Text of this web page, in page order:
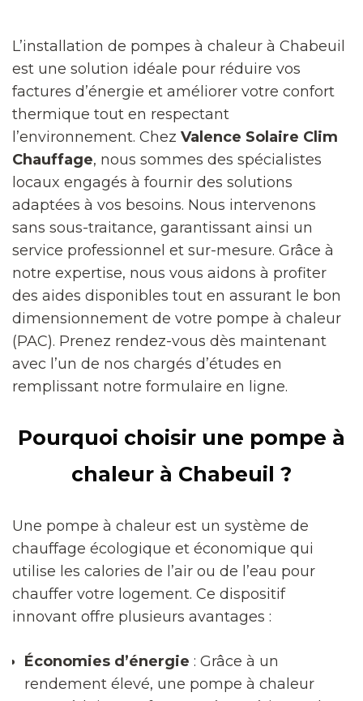
L’installation de pompes à chaleur à Chabeuil
est une solution idéale pour réduire vos
factures d’énergie et améliorer votre confort
thermique tout en respectant
l’environnement. Chez Valence Solaire Clim
Chauffage, nous sommes des spécialistes
locaux engagés à fournir des solutions
adaptées à vos besoins. Nous intervenons
sans sous-traitance, garantissant ainsi un
service professionnel et sur-mesure. Grâce à
notre expertise, nous vous aidons à profiter
des aides disponibles tout en assurant le bon
dimensionnement de votre pompe à chaleur
(PAC). Prenez rendez-vous dès maintenant
avec l’un de nos chargés d’études en
remplissant notre formulaire en ligne.
Pourquoi choisir une pompe à
chaleur à Chabeuil ?
Une pompe à chaleur est un système de
chauffage écologique et économique qui
utilise les calories de l’air ou de l’eau pour
chauffer votre logement. Ce dispositif
innovant offre plusieurs avantages :
Économies d’énergie : Grâce à un
rendement élevé, une pompe à chaleur